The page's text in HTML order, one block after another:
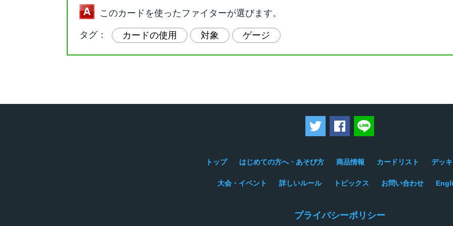
このカードを使ったファイターが選びます。
タグ： カードの使用 対象 ゲージ
ツイートするFacebookでシェアする
トップ はじめての方へ・あそび方 商品情報 カードリスト デッ
大会・イベント 詳しいルール トピックス お問い合わせ
プライバシーポリシー